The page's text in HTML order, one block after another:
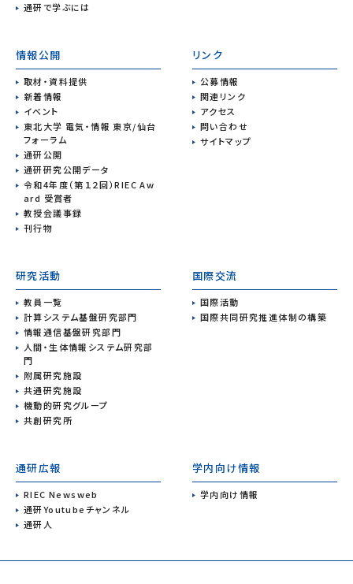
通研で学ぶには
情報公開
取材・資料提供
新着情報
イベント
東北大学 電気・情報 東京/仙台
フォーラム
通研公開
通研研究公開データ
令和4年度（第１２回）RIEC Aw
ard 受賞者
教授会議事録
刊行物
リンク
公募情報
関連リンク
アクセス
問い合わせ
サイトマップ
研究活動
教員一覧
計算システム基盤研究部門
情報通信基盤研究部門
人間・生体情報システム研究部
門
附属研究施設
共通研究施設
機動的研究グループ
共創研究所
国際交流
国際活動
国際共同研究推進体制の構築
通研広報
RIEC Newsweb
通研Youtubeチャンネル
通研人
学内向け情報
学内向け情報